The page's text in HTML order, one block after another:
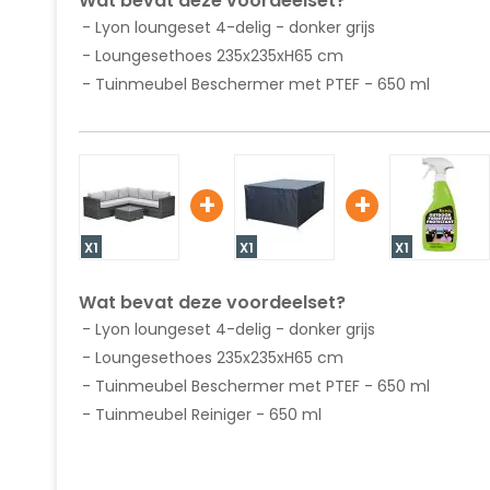
Lyon loungeset 4-delig - donker grijs
Loungesethoes 235x235xH65 cm
Tuinmeubel Beschermer met PTEF - 650 ml
X1
+
X1
+
X1
Wat bevat deze voordeelset?
Lyon loungeset 4-delig - donker grijs
Loungesethoes 235x235xH65 cm
Tuinmeubel Beschermer met PTEF - 650 ml
Tuinmeubel Reiniger - 650 ml